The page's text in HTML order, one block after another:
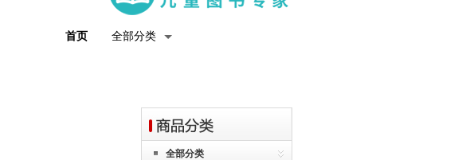
首页 全部分类
全部分类